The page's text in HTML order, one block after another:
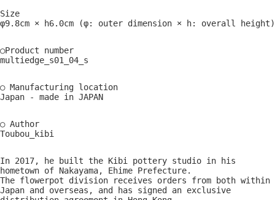
Size
φ9.8cm × h6.0cm (φ: outer dimension × h: overall height)
○Product number
multiedge_s01_04_s
○ Manufacturing location
Japan - made in JAPAN
○ Author
Toubou_kibi
In 2017, he built the Kibi pottery studio in his
hometown of Nakayama, Ehime Prefecture.
The flowerpot division receives orders from both within
Japan and overseas, and has signed an exclusive